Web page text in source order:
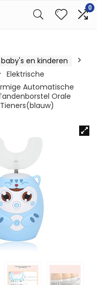
0
en kinderen
Elektrische
Automatische
Orale